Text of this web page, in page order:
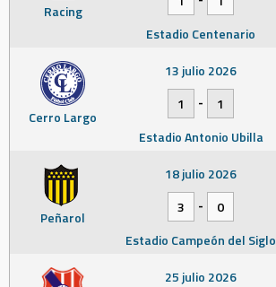
Racing
Estadio Centenario
Cerro Largo
13 julio 2026
1
-
1
Estadio Antonio Ubilla
Peñarol
18 julio 2026
3
-
0
Estadio Campeón del Siglo
25 julio 2026